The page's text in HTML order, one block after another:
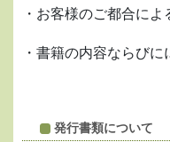
・お客様のご都合に
・書籍の内容ならび
発行書類について